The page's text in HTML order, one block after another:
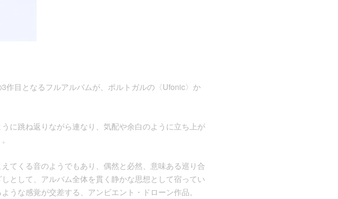
作目となるフルアルバムが、ポルトガルの〈Ufonic〉か
に跳ね返りながら連なり、気配や余白のように立ち上が
てくる音のようでもあり、偶然と必然、意味ある巡り合
として、アルバム全体を貫く静かな思想として宿ってい
うな感覚が交差する、アンビエント・ドローン作品。